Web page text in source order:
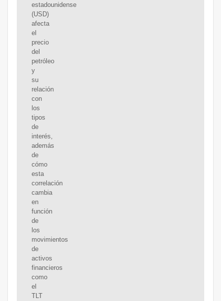
estadounidense
(USD)
afecta
el
precio
del
petróleo
y
su
relación
con
los
tipos
de
interés,
además
de
cómo
esta
correlación
cambia
en
función
de
los
movimientos
de
activos
financieros
como
el
TLT